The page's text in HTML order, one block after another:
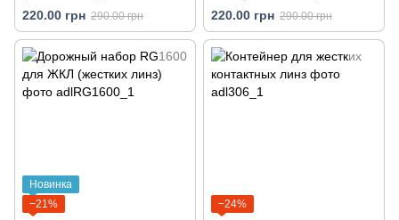
220.00 грн 290.00 грн 220.00 грн 290.00 грн
Новинка
−21%
−24%